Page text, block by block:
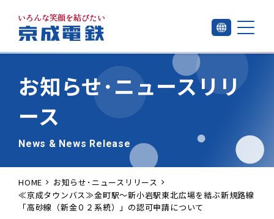
お知らせ･ニュースリリ
ース
News & News Release
HOME
お知らせ･ニュースリリース
≪京成タウンバス≫金町駅～新小岩駅東北広場を結ぶ新規路線
「高砂線（新金０２系統）」の認可申請について